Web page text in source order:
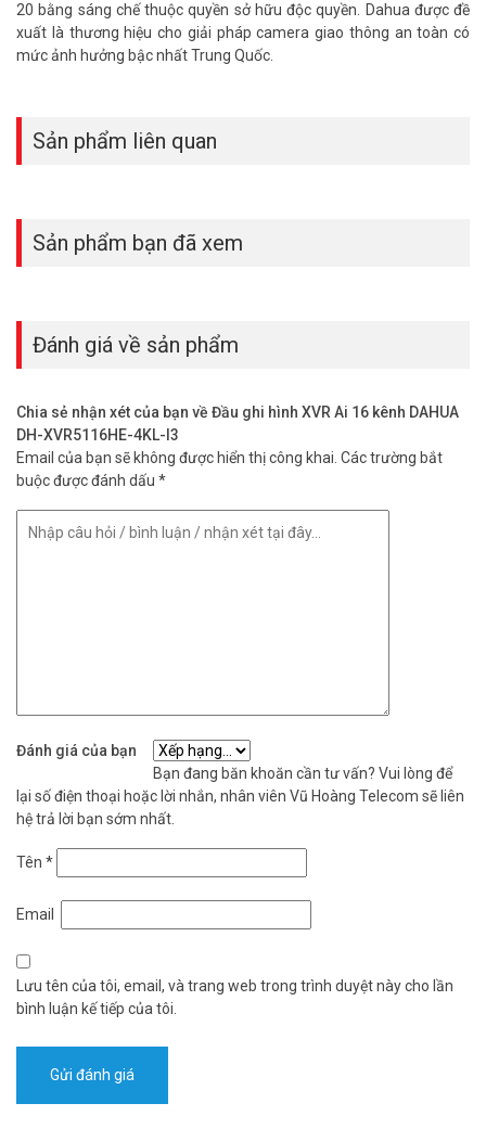
20 bằng sáng chế thuộc quyền sở hữu độc quyền. Dahua được đề
xuất là thương hiệu cho giải pháp camera giao thông an toàn có
mức ảnh hưởng bậc nhất Trung Quốc.
Sản phẩm liên quan
Sản phẩm bạn đã xem
Đánh giá về sản phẩm
Chia sẻ nhận xét của bạn về Đầu ghi hình XVR Ai 16 kênh DAHUA
DH-XVR5116HE-4KL-I3
Email của bạn sẽ không được hiển thị công khai. Các trường bắt
buộc được đánh dấu *
Đánh giá của bạn
Bạn đang băn khoăn cần tư vấn? Vui lòng để
lại số điện thoại hoặc lời nhắn, nhân viên Vũ Hoàng Telecom sẽ liên
hệ trả lời bạn sớm nhất.
Tên *
Email
Lưu tên của tôi, email, và trang web trong trình duyệt này cho lần
bình luận kế tiếp của tôi.